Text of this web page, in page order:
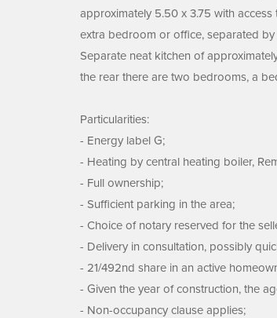
approximately 5.50 x 3.75 with
extra bedroom or office, separated
Separate neat kitchen of
the rear there are two bedrooms, a
Particularities:
- Energy label G;
- Heating by central heating boiler,
- Full ownership;
- Sufficient parking in the area;
- Choice of notary reserved for the
- Delivery in consultation, possibly
- 21/492nd share in an active
- Given the year of construction, the
- Non-occupancy clause applies;